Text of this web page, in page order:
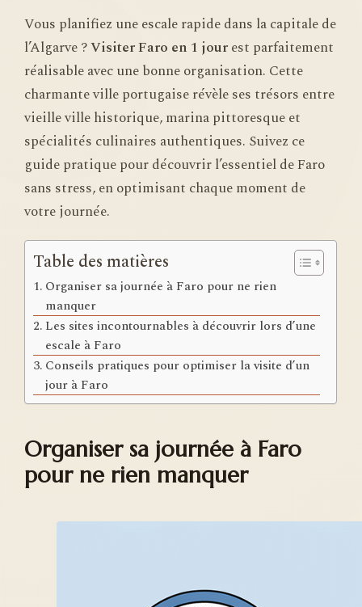
Vous planifiez une escale rapide dans la capitale de
l’Algarve ?Visiter Faro en 1 jourest parfaitement
réalisable avec une bonne organisation. Cette
charmante ville portugaise révèle ses trésors entre
vieille ville historique, marina pittoresque et
spécialités culinaires authentiques. Suivez ce
guide pratique pour découvrir l’essentiel de Faro
sans stress, en optimisant chaque moment de
votre journée.
Table des matières
Organiser sa journée à Faro pour ne rien
manquer
Les sites incontournables à découvrir lors d’une
escale à Faro
Conseils pratiques pour optimiser la visite d’un
jour à Faro
Organiser sa journée à Faro
pour ne rien manquer